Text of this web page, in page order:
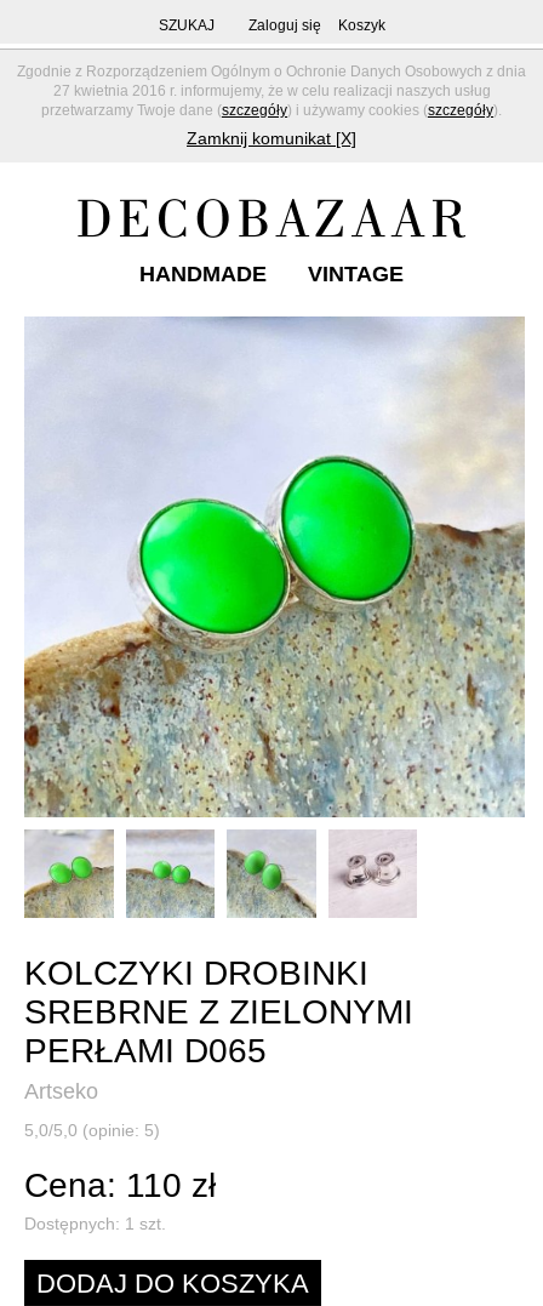
Zgodnie z Rozporządzeniem Ogólnym o Ochronie Danych Osobowych z dnia
27 kwietnia 2016 r. informujemy, że w celu realizacji naszych usług
przetwarzamy Twoje dane (szczegóły) i używamy cookies (szczegóły).
Zamknij komunikat [X]
SZUKAJ Zaloguj się Koszyk
HANDMADE VINTAGE
KOLCZYKI DROBINKI
SREBRNE Z ZIELONYMI
PERŁAMI D065
Artseko
5,0/5,0 (opinie: 5)
Cena: 110 zł
Dostępnych: 1 szt.